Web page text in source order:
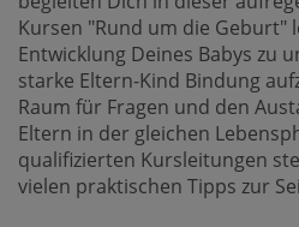
Kursen "Rund um die Geburt"
Entwicklung Deines Babys zu
starke Eltern-Kind Bindung
Raum für Fragen und den
Eltern in der gleichen
qualifizierten Kursleitungen
vielen praktischen Tipps zur